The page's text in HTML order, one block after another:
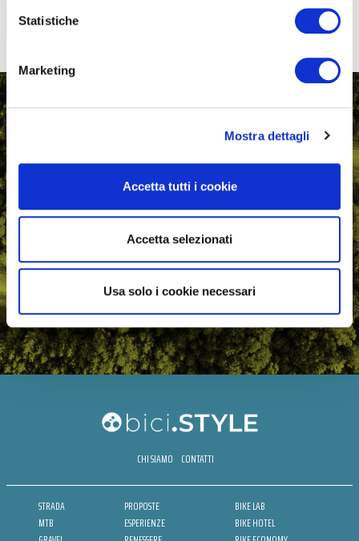
Statistiche
Marketing
Mostra dettagli
Accetta tutti i cookie
Accetta selezionati
Usa solo i cookie necessari
CHI SIAMO CONTATTI
STRADA
MTB
PROPOSTE
ESPERIENZE
BIKE LAB
BIKE HOTEL